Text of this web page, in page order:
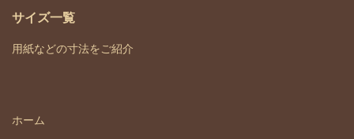
サイズ一覧
用紙などの寸法をご紹介
ホーム